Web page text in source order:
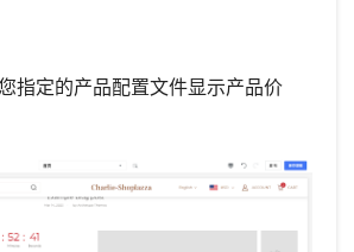
指定的产品配置文件显示产品价